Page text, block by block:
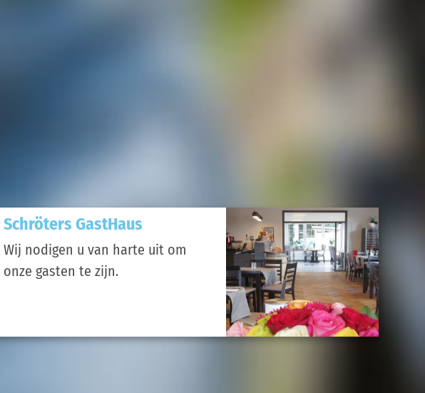
Schröters GastHaus
Wij nodigen u van harte uit om
onze gasten te zijn.